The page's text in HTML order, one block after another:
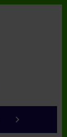
keyboard_arrow_right